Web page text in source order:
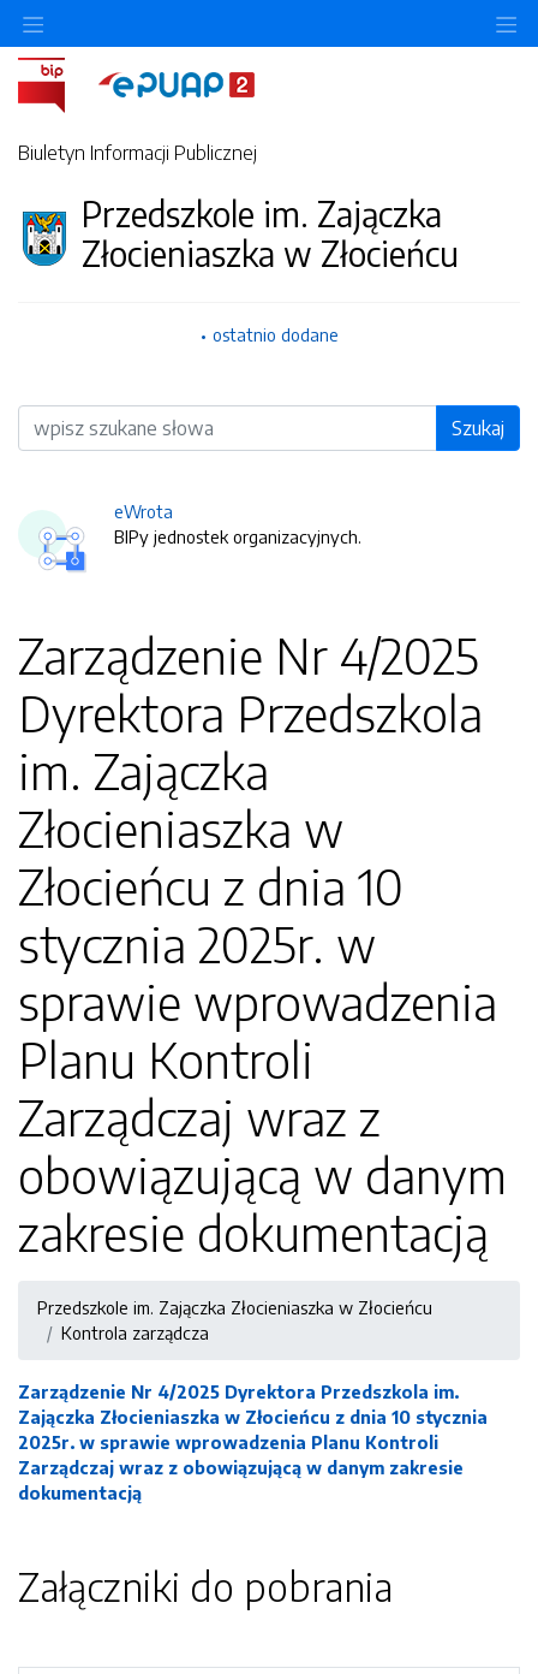
Biuletyn Informacji Publicznej
Przedszkole im. Zajączka
Złocieniaszka w Złocieńcu
ostatnio dodane
Wyszukiwarka Szukaj
eWrota
BIPy jednostek organizacyjnych.
Zarządzenie Nr 4/2025
Dyrektora Przedszkola
im. Zajączka
Złocieniaszka w
Złocieńcu z dnia 10
stycznia 2025r. w
sprawie wprowadzenia
Planu Kontroli
Zarządczaj wraz z
obowiązującą w danym
zakresie dokumentacją
Przedszkole im. Zajączka Złocieniaszka w Złocieńcu
Kontrola zarządcza
Zarządzenie Nr 4/2025 Dyrektora Przedszkola im.
Zajączka Złocieniaszka w Złocieńcu z dnia 10 stycznia
2025r. w sprawie wprowadzenia Planu Kontroli
Zarządczaj wraz z obowiązującą w danym zakresie
dokumentacją
Załączniki do pobrania